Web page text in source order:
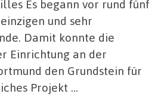
Es begann vor rund fünf
und sehr
Damit konnte die
Einrichtung an der
den Grundstein für
Projekt …